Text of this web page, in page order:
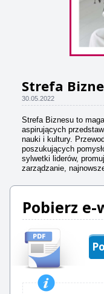
Strefa
30.05.2022
Strefa Biznesu to
aspirujących
nauki i kultury.
poszukujących
sylwetki liderów,
zarządzanie,
Pobierz